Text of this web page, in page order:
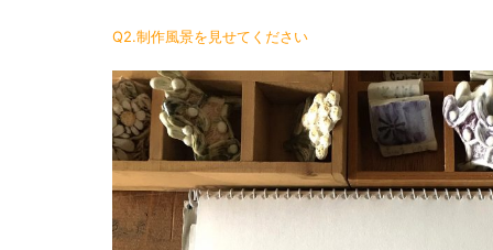
Q2.制作風景を見せてください